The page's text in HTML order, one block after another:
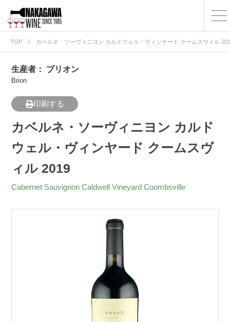
TOP カベルネ・ソーヴィニヨン カルドウェル・ヴィンヤード クームスヴィル
生産者： ブリオン
Brion
印刷する
カベルネ・ソーヴィニヨン カルド
ウェル・ヴィンヤード クームスヴ
ィル 2019
Cabernet Sauvignon Caldwell Vineyard Coombsville